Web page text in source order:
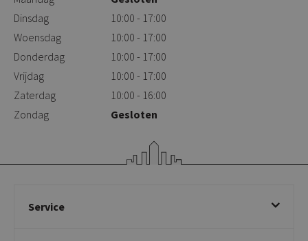
Dinsdag
10:00 - 17:00
Woensdag
10:00 - 17:00
Donderdag
10:00 - 17:00
Vrijdag
10:00 - 17:00
Zaterdag
10:00 - 16:00
Zondag
Gesloten
Service